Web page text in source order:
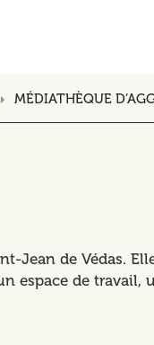
MÉDIATHÈQUE
Jean de Védas.
espace de